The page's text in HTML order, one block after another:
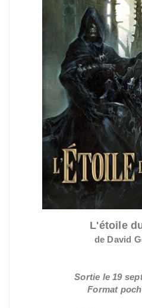
L'étoile
de David
Sortie le 19
Format